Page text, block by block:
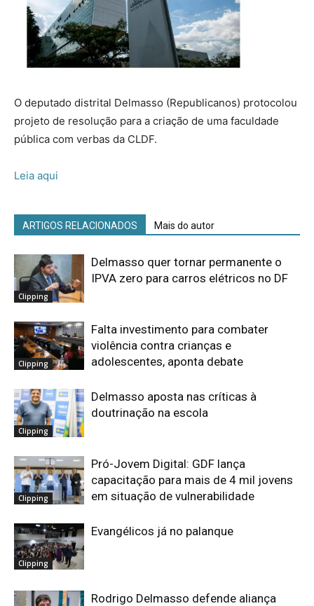
O deputado distrital Delmasso (Republicanos) protocolou
projeto de resolução para a criação de uma faculdade
pública com verbas da CLDF.
Leia aqui
ARTIGOS RELACIONADOS Mais do autor
Clipping
Delmasso quer tornar permanente o
IPVA zero para carros elétricos no DF
Clipping
Falta investimento para combater
violência contra crianças e
adolescentes, aponta debate
Clipping
Delmasso aposta nas críticas à
doutrinação na escola
Clipping
Pró-Jovem Digital: GDF lança
capacitação para mais de 4 mil jovens
em situação de vulnerabilidade
Clipping
Evangélicos já no palanque
Rodrigo Delmasso defende aliança